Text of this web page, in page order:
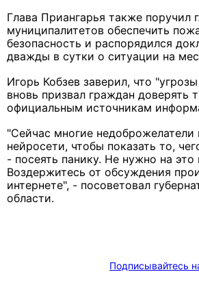
Глава Приангарья также поручил
муниципалитетов обеспечить
безопасность и распорядился
дважды в сутки о ситуации на
Игорь Кобзев заверил, что
вновь призвал граждан доверять
официальным источникам
"Сейчас многие недоброжелатели
нейросети, чтобы показать то,
- посеять панику. Не нужно на это
Воздержитесь от обсуждения
интернете", - посоветовал
области.
Подписывайтесь